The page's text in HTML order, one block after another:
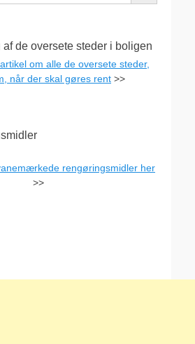
de oversete steder i boligen
om alle de oversete steder,
når der skal gøres rent >>
rengøringsmidler her
>>